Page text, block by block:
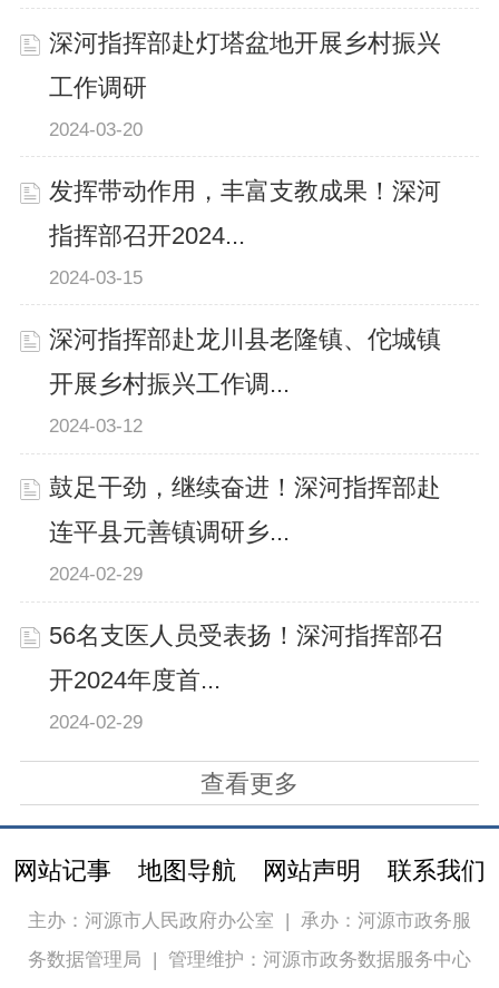
深河指挥部赴灯塔盆地开展乡村振兴
工作调研
2024-03-20
发挥带动作用，丰富支教成果！深河
指挥部召开2024...
2024-03-15
深河指挥部赴龙川县老隆镇、佗城镇
开展乡村振兴工作调...
2024-03-12
鼓足干劲，继续奋进！深河指挥部赴
连平县元善镇调研乡...
2024-02-29
56名支医人员受表扬！深河指挥部召
开2024年度首...
2024-02-29
查看更多
网站记事 地图导航 网站声明 联系我们
主办：河源市人民政府办公室
承办：河源市政务服
务数据管理局
管理维护：河源市政务数据服务中心